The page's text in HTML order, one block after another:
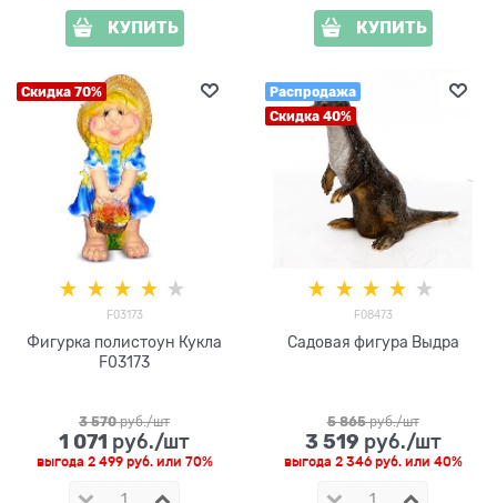
КУПИТЬ КУПИТЬ
Скидка 70%
F03173
Фигурка полистоун Кукла
F03173
3 570 руб./шт
1 071 руб./шт
выгода 2 499 руб.или 70%
Распродажа
Скидка 40%
F08473
Садовая фигура Выдра
5 865 руб./шт
3 519 руб./шт
выгода 2 346 руб.или 40%